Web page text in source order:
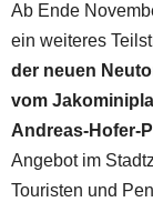
Ab Ende
ein weiteres
der neuen
vom
Andreas-Hofer-
Angebot im
Touristen und